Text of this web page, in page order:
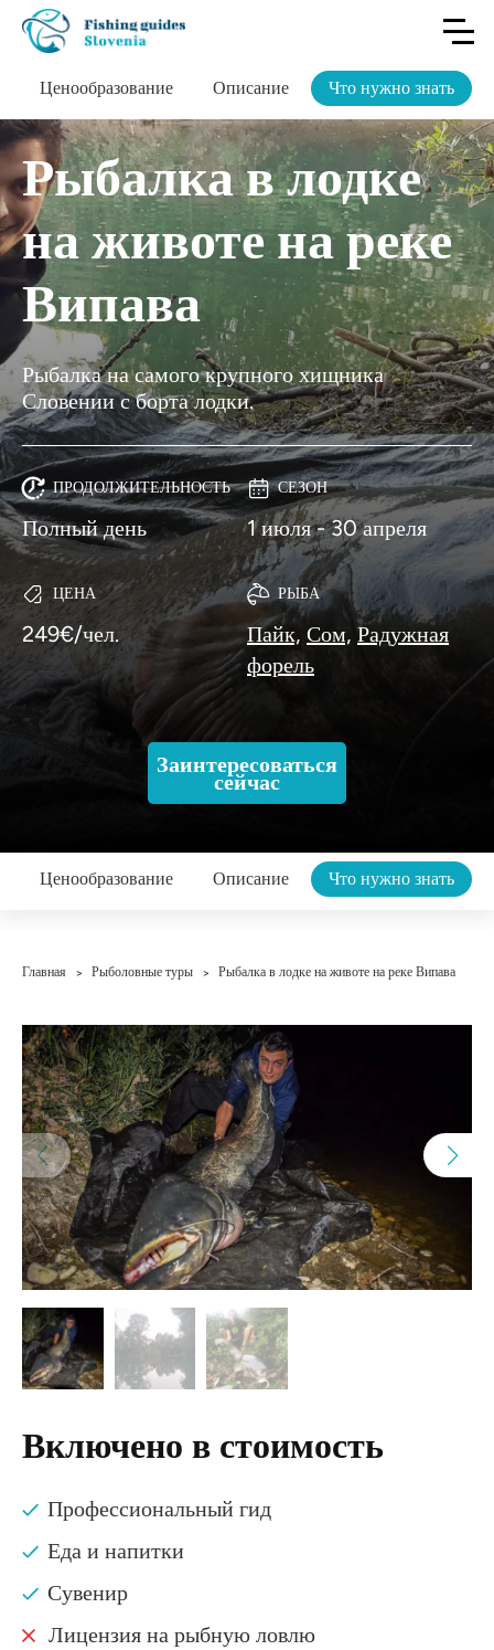
Рыбалка в лодке
на животе на реке
Випава
Рыбалка на самого крупного хищника
Словении с борта лодки.
ПРОДОЛЖИТЕЛЬНОСТЬ
Полный день
СЕЗОН
1 июля - 30 апреля
ЦЕНА
249€/чел.
РЫБА
Пайк, Сом, Радужная
форель
Заинтересоваться
сейчас
Ценообразование Описание Что нужно знать
Ценообразование Описание Что нужно знать
Главная > Рыболовные туры > Рыбалка в лодке на животе на реке Випава
Включено в стоимость
Профессиональный гид
Еда и напитки
Сувенир
Лицензия на рыбную ловлю